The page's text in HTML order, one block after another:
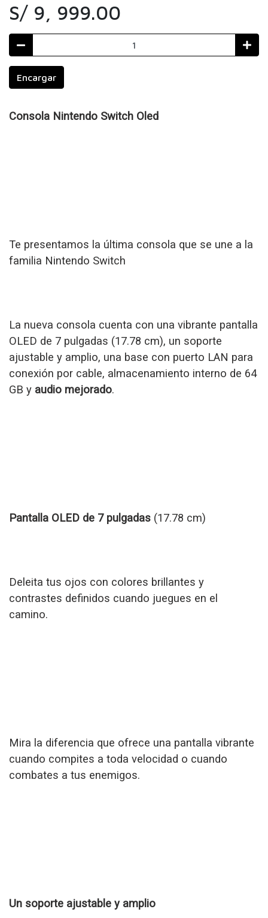
S/ 9, 999.00
Encargar
Consola Nintendo Switch Oled
Te presentamos la última consola que se une a la
familia Nintendo Switch
La nueva consola cuenta con una vibrante pantalla
OLED de 7 pulgadas (17.78 cm), un soporte
ajustable y amplio, una base con puerto LAN para
conexión por cable, almacenamiento interno de 64
GB y audio mejorado.
Pantalla OLED de 7 pulgadas (17.78 cm)
Deleita tus ojos con colores brillantes y
contrastes definidos cuando juegues en el
camino.
Mira la diferencia que ofrece una pantalla vibrante
cuando compites a toda velocidad o cuando
combates a tus enemigos.
Un soporte ajustable y amplio